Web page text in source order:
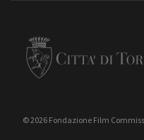
Regione
© 2026 Fondazione Film